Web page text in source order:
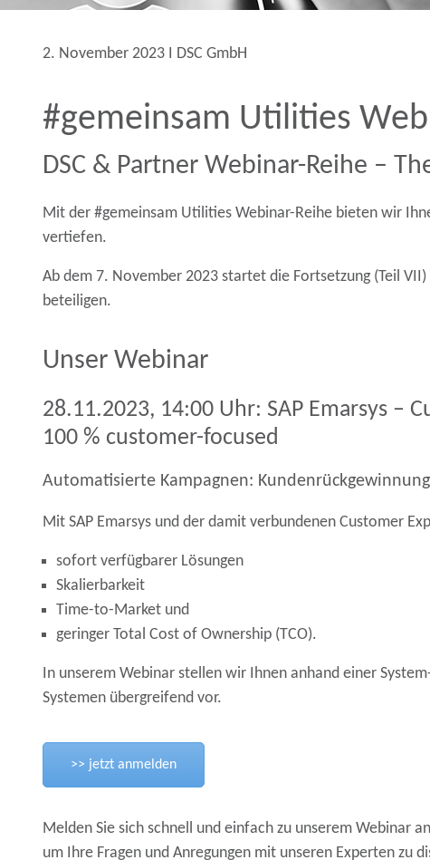
2. November 2023 Ι DSC GmbH
#gemeinsam Utilities
DSC & Partner Webinar-Reihe –
Mit der #gemeinsam Utilities Webinar-Reihe bieten wir
vertiefen.
Ab dem 7. November 2023 startet die Fortsetzung (Teil
beteiligen.
Unser Webinar
28.11.2023, 14:00 Uhr: SAP Emarsys
100 % customer-focused
Automatisierte Kampagnen:
Mit SAP Emarsys und der damit verbundenen Customer
sofort verfügbarer Lösungen
Skalierbarkeit
Time-to-Market und
geringer Total Cost of Ownership (TCO).
In unserem Webinar stellen wir Ihnen anhand einer
Systemen übergreifend vor.
>> jetzt anmelden
Melden Sie sich schnell und einfach zu unserem Webinar
um Ihre Fragen und Anregungen mit unseren Experten zu